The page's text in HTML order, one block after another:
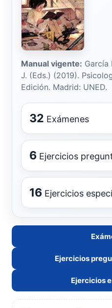
Manual vigente: García
J. (Eds.) (2019).
Edición. Madrid: UNED.
32 Exámenes
6 Ejercicios
16 Ejercicios
Ejercicios
Ejercicios